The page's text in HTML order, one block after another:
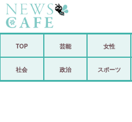
TOP 芸能 女性
社会 政治 スポーツ